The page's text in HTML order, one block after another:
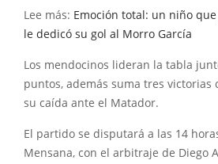
Lee más: Emoción total: un niño
le dedicó su gol al Morro García
Los mendocinos lideran la tabla
puntos, además suma tres victorias
su caída ante el Matador.
El partido se disputará a las 14
Mensana, con el arbitraje de Diego